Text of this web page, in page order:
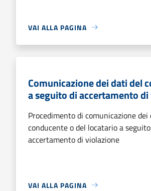
VAI ALLA PAGINA
Comunicazione dei dati del
a seguito di accertamento
Procedimento di comunicazione dei
conducente o del locatario a
accertamento di violazione
VAI ALLA PAGINA